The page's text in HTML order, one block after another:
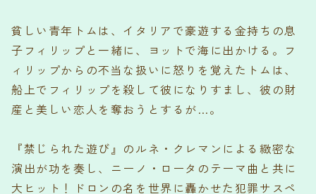
貧しい青年トムは、イタリアで豪遊する金持ちの息
子フィリップと一緒に、ヨットで海に出かける。フ
ィリップからの不当な扱いに怒りを覚えたトムは、
船上でフィリップを殺して彼になりすまし、彼の財
産と美しい恋人を奪おうとするが…。
『禁じられた遊び』のルネ・クレマンによる緻密な
演出が功を奏し、ニーノ・ロータのテーマ曲と共に
大ヒット！ドロンの名を世界に轟かせた犯罪サスペ